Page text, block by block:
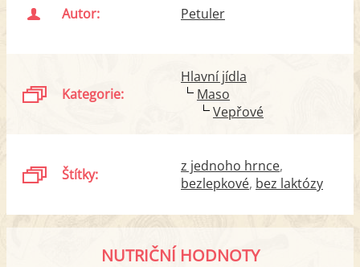
Autor: Petuler
Kategorie:
Hlavní jídla
Maso
Vepřové
Štítky:
z jednoho hrnce
bezlepkové bez laktózy
NUTRIČNÍ HODNOTY